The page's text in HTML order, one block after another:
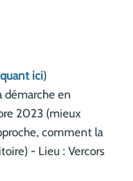
ici)
démarche en
2023 (mieux
comment la
- Lieu : Vercors